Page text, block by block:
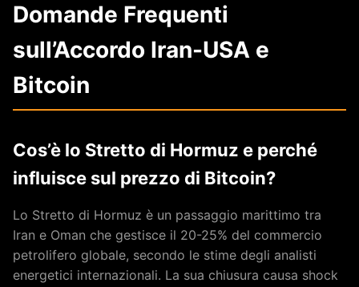
Domande Frequenti
sull’Accordo Iran-USA e
Bitcoin
Cos’è lo Stretto di Hormuz e perché
influisce sul prezzo di Bitcoin?
Lo Stretto di Hormuz è un passaggio marittimo tra
Iran e Oman che gestisce il 20-25% del commercio
petrolifero globale, secondo le stime degli analisti
energetici internazionali. La sua chiusura causa shock